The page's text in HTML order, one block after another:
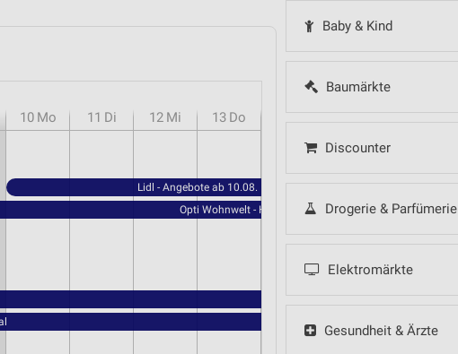
Baby & Kind
Baumärkte
Discounter
Drogerie & Parfümerie
Elektromärkte
Gesundheit & Ärzte
10 Mo 11 Di 12 Mi 13 Do
Lidl - Angebote ab 10.08.
Opti Wohnwelt - Hot Sommer Sale